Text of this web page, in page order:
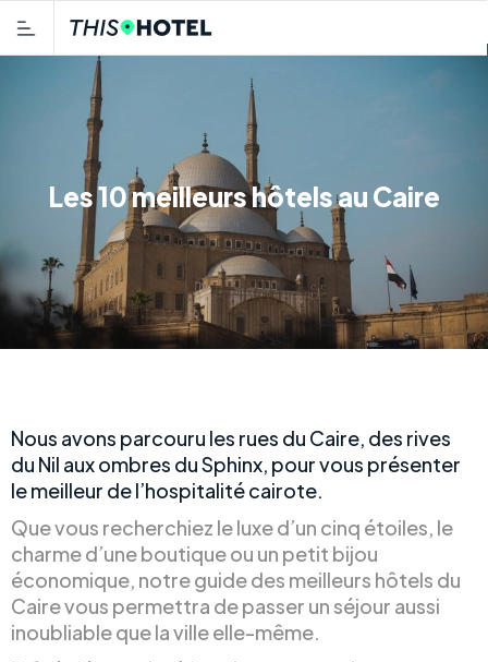
Les 10 meilleurs hôtels au Caire
Nous avons parcouru les rues du Caire, des rives
du Nil aux ombres du Sphinx, pour vous présenter
le meilleur de l’hospitalité cairote.
Que vous recherchiez le luxe d’un cinq étoiles, le
charme d’une boutique ou un petit bijou
économique, notre guide des meilleurs hôtels du
Caire vous permettra de passer un séjour aussi
inoubliable que la ville elle-même.